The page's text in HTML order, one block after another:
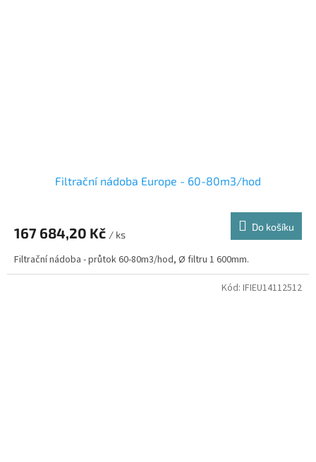
Filtrační nádoba Europe - 60-80m3/hod
167 684,20 Kč / ks
Do košíku
Filtrační nádoba - průtok 60-80m3/hod, Ø filtru 1 600mm.
Kód: IFIEU14112512